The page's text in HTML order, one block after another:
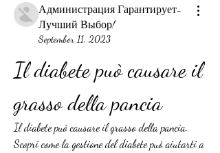
Администрация Гарантирует-
Лучший Выбор!
September 11, 2023
Il diabete può causare il
grasso della pancia
Il diabete può causare il grasso della pancia.
Scopri come la gestione del diabete può aiutarti a